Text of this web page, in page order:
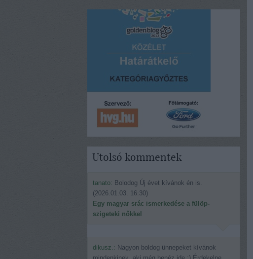
Utolsó kommentek
tanato: Bolodog Új évet kívánok én is.
(2026.01.03. 16:30)
Egy magyar srác ismerkedése a fülöp-
szigeteki nőkkel
dikusz.: Nagyon boldog ünnepeket kívánok